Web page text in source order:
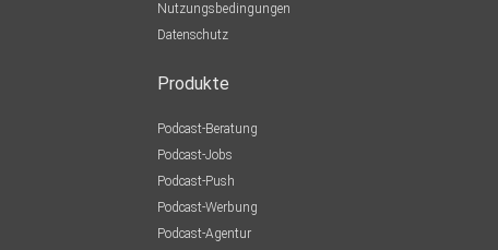
Nutzungsbedingungen
Datenschutz
Produkte
Podcast-Beratung
Podcast-Jobs
Podcast-Push
Podcast-Werbung
Podcast-Agentur